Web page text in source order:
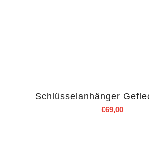
Schlüsselanhänger
€69,00